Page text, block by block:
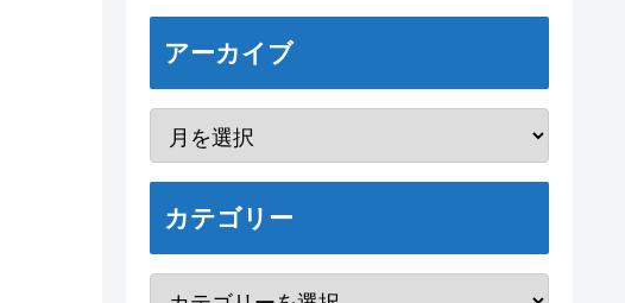
アーカイブ
カテゴリー